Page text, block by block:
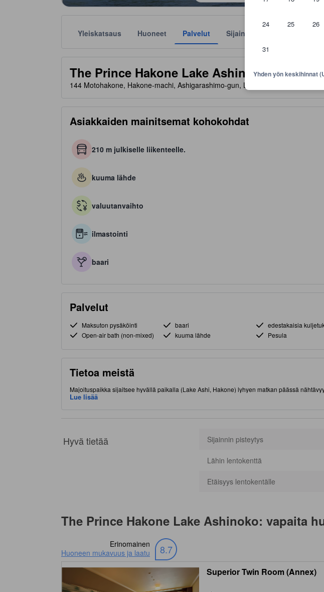
24 25 26
31
Yhden yön keskihinnat
Yleiskatsaus Huoneet Palvelut Sijainti
The Prince Hakone Lake Ashinoko
144 Motohakone, Hakone-machi, Ashigarashimo-gun, Lake Ashi, Hakone,
Asiakkaiden mainitsemat kohokohdat
210 m julkiselle liikenteelle.
kuuma lähde
valuutanvaihto
ilmastointi
baari
Palvelut
Maksuton pysäköinti baari edestakaisia
Open-air bath (non-mixed)
kuuma lähde Pesula
Tietoa meistä
Majoituspaikka sijaitsee hyvällä paikalla (Lake Ashi, Hakone) lyhyen matkan päässä
Tämä 4.5 tähden majoituspaikka tarjoaa monipuoliset ja tasokkaat mukavuudet viihtyisään
Lue lisää
Hyvä tietää Sijainnin pisteytys
Lähin lentokenttä
Etäisyys lentokentälle
The Prince Hakone Lake Ashinoko: vapaita
Erinomainen
Huoneen mukavuus ja laatu
8.7
Superior Twin Room (Annex)